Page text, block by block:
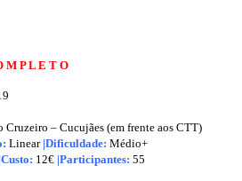
M P L E T O
Cruzeiro – Cucujães (em frente aos CTT)
Linear |Dificuldade: Médio+
Custo: 12€ |Participantes: 55